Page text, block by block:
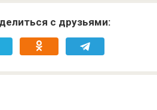
с друзьями: